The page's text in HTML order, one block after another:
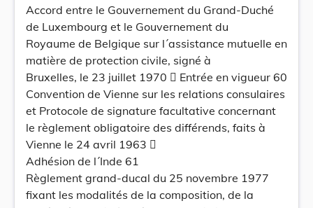
Accord entre le Gouvernement du Grand-Duché
de Luxembourg et le Gouvernement du
Royaume de Belgique sur l´assistance mutuelle en
matière de protection civile, signé à
Bruxelles, le 23 juillet 1970  Entrée en vigueur 60
Convention de Vienne sur les relations consulaires
et Protocole de signature facultative concernant
le règlement obligatoire des différends, faits à
Vienne le 24 avril 1963 
Adhésion de l´Inde 61
Règlement grand-ducal du 25 novembre 1977
fixant les modalités de la composition, de la